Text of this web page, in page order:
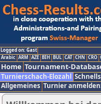
Logged on: Gast
Arabic ARM AZE BIH BUL CAT CHN CRO
Home Tournament-
Turnierschach-Elozahl
Allgemeines Turnier